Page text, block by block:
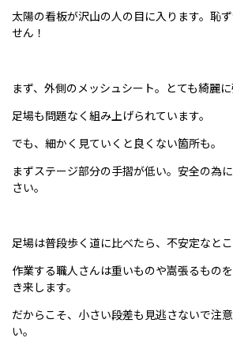
太陽の看板が沢山の人の目に入ります。恥
せん！
まず、外側のメッシュシート。とても綺麗に
足場も問題なく組み上げられています。
でも、細かく見ていくと良くない箇所も。
まずステージ部分の手摺が低い。安全の為
さい。
足場は普段歩く道に比べたら、不安定なとこ
作業する職人さんは重いものや嵩張るもの
き来します。
だからこそ、小さい段差も見逃さないで注
い。